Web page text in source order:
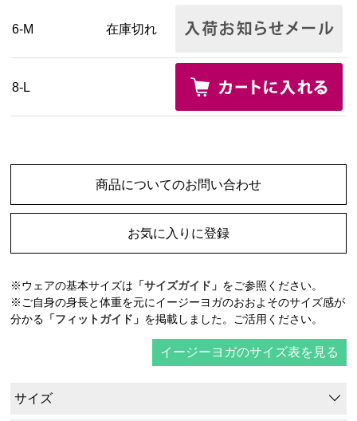
6-M 在庫切れ
8-L
商品についてのお問い合わせ
お気に入りに登録
※ウェアの基本サイズは 「サイズガイド」 をご参照ください。
※ご自身の身長と体重を元にイージーヨガのおおよそのサイズ感が
分かる 「フィットガイド」 を掲載しました。ご活用ください。
イージーヨガのサイズ表を見る
サイズ